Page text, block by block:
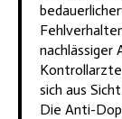
sich aus
Die Anti-